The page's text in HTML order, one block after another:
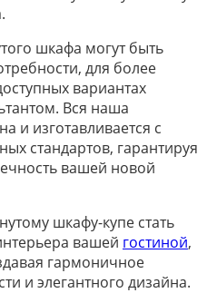
шкафа могут быть
для более
вариантах
Вся наша
и изготавливается с
стандартов, гарантируя
вашей новой
шкафу-купе стать
вашей гостиной,
гармоничное
и элегантного дизайна.